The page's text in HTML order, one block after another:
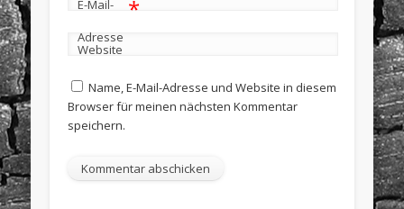
E-Mail-
Adresse
*
Website
Name, E-Mail-Adresse und Website in diesem
Browser für meinen nächsten Kommentar
speichern.